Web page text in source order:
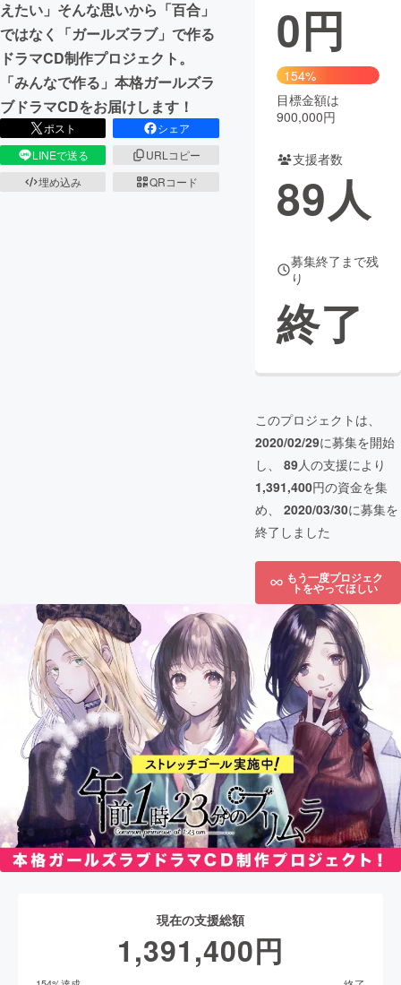
えたい」そんな思いから「百合」
ではなく「ガールズラブ」で作る
ドラマCD制作プロジェクト。
「みんなで作る」本格ガールズラ
ブドラマCDをお届けします！
ポスト
シェア
LINEで送る
URLコピー
埋め込み
QRコード
0円
154%
目標金額は
900,000円
支援者数
89人
募集終了まで残
り
終了
このプロジェクトは、
2020/02/29に募集を開始
し、 89人の支援により
1,391,400円の資金を集
め、 2020/03/30に募集を
終了しました
もう一度プロジェク
トをやってほしい
現在の支援総額
1,391,400円